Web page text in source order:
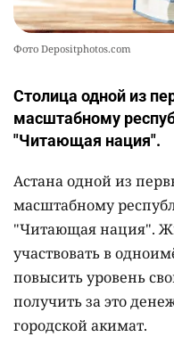
Фото Depositphotos.com
Столица одной из
масштабному
"Читающая нация".
Астана одной из
масштабному
"Читающая нация".
участвовать в
повысить уровень
получить за это
городской акимат.